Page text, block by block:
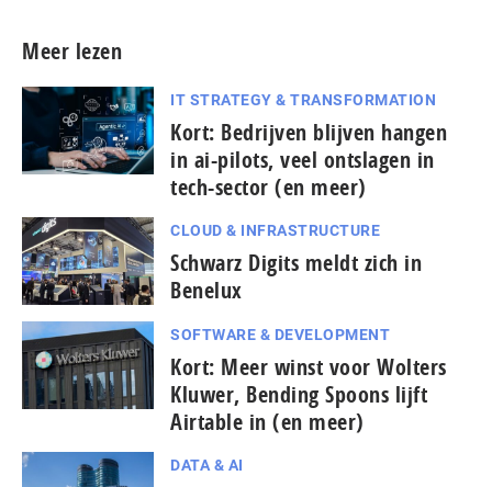
Meer lezen
IT STRATEGY & TRANSFORMATION
Kort: Bedrijven blijven hangen
in ai-pilots, veel ontslagen in
tech-sector (en meer)
CLOUD & INFRASTRUCTURE
Schwarz Digits meldt zich in
Benelux
SOFTWARE & DEVELOPMENT
Kort: Meer winst voor Wolters
Kluwer, Bending Spoons lijft
Airtable in (en meer)
DATA & AI